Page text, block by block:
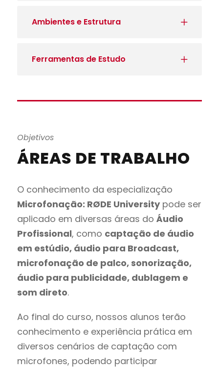
Ambientes e Estrutura
Ferramentas de Estudo
Objetivos
ÁREAS DE TRABALHO
O conhecimento da especialização
Microfonação: RØDE Universitypode ser
aplicado em diversas áreas do Áudio
Profissional, como captação de áudio
em estúdio, áudio para Broadcast,
microfonação de palco, sonorização,
áudio para publicidade, dublagem e
som direto.
Ao final do curso, nossos alunos terão
conhecimento e experiência prática em
diversos cenários de captação com
microfones, podendo participar